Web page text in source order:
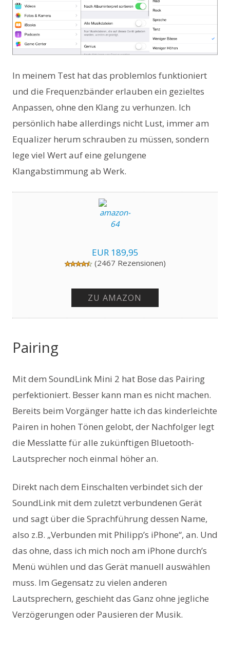
In meinem Test hat das problemlos funktioniert
und die Frequenzbänder erlauben ein gezieltes
Anpassen, ohne den Klang zu verhunzen. Ich
persönlich habe allerdings nicht Lust, immer am
Equalizer herum schrauben zu müssen, sondern
lege viel Wert auf eine gelungene
Klangabstimmung ab Werk.
EUR 189,95
(2467 Rezensionen)
ZU AMAZON
Pairing
Mit dem SoundLink Mini 2 hat Bose das Pairing
perfektioniert. Besser kann man es nicht machen.
Bereits beim Vorgänger hatte ich das kinderleichte
Pairen in hohen Tönen gelobt, der Nachfolger legt
die Messlatte für alle zukünftigen Bluetooth-
Lautsprecher noch einmal höher an.
Direkt nach dem Einschalten verbindet sich der
SoundLink mit dem zuletzt verbundenen Gerät
und sagt über die Sprachführung dessen Name,
also z.B. „Verbunden mit Philipp’s iPhone“, an. Und
das ohne, dass ich mich noch am iPhone durch’s
Menü wühlen und das Gerät manuell auswählen
muss. Im Gegensatz zu vielen anderen
Lautsprechern, geschieht das Ganz ohne jegliche
Verzögerungen oder Pausieren der Musik.